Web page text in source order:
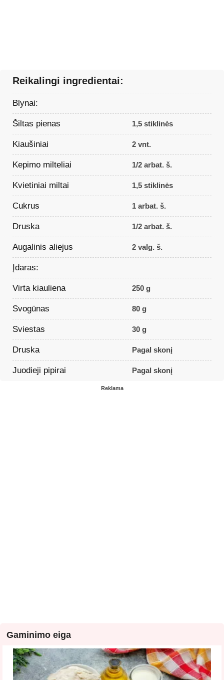
Reikalingi ingredientai:
Blynai:
Šiltas pienas 1,5 stiklinės
Kiaušiniai 2 vnt.
Kepimo milteliai 1/2 arbat. š.
Kvietiniai miltai 1,5 stiklinės
Cukrus 1 arbat. š.
Druska 1/2 arbat. š.
Augalinis aliejus 2 valg. š.
Įdaras:
Virta kiauliena 250 g
Svogūnas 80 g
Sviestas 30 g
Druska Pagal skonį
Juodieji pipirai Pagal skonį
Reklama
Gaminimo eiga